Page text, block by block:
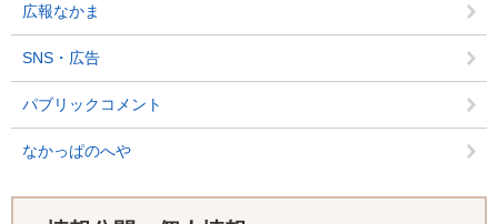
広報なかま
SNS・広告
パブリックコメント
なかっぱのへや